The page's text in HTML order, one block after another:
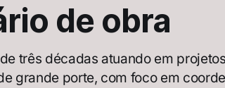
de obra
três décadas atuando em
grande porte, com foco em